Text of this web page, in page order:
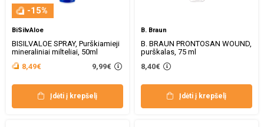
-15%
BiSilvAloe
BISILVALOE SPRAY, Purškiamieji
mineraliniai milteliai, 50ml
8,49€
9,99€
Įdėti į krepšelį
B. Braun
B. BRAUN PRONTOSAN WOUND,
purškalas, 75 ml
8,40€
Įdėti į krepšelį